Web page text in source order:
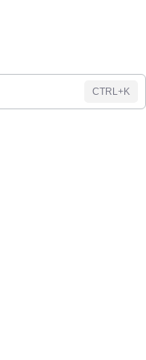
CTRL+K